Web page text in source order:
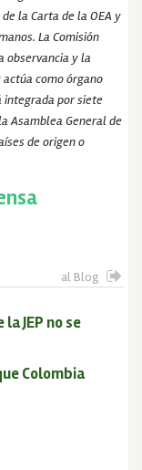
la Carta de la OEA y
La Comisión
observancia y la
como órgano
integrada por siete
Asamblea General de
de origen o
al Blog
JEP no se
Colombia